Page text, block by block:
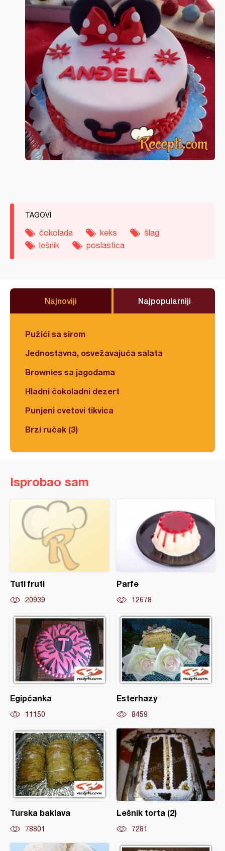
TAGOVI
čokolada keks
šlag
lešnik
poslastica
Najnoviji Najpopularniji
Pužići sa sirom
Jednostavna, osvežavajuća salata
Brownies sa jagodama
Hladni čokoladni dezert
Punjeni cvetovi tikvica
Brzi ručak (3)
Isprobao sam
Tuti fruti
20939
Parfe
12678
Egipćanka
11150
Esterhazy
8459
Turska baklava
78801
Lešnik torta (2)
7281